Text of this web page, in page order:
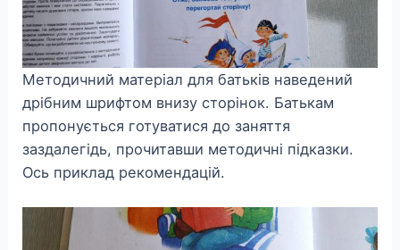
Методичний матеріал для батьків наведений
дрібним шрифтом внизу сторінок. Батькам
пропонується готуватися до заняття
заздалегідь, прочитавши методичні підказки.
Ось приклад рекомендацій.